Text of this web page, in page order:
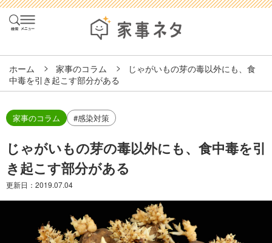
ホーム 家事のコラム
じゃがいもの芽の毒以外にも、食
中毒を引き起こす部分がある
家事のコラム #感染対策
じゃがいもの芽の毒以外にも、食中毒を引
き起こす部分がある
更新日： 2019.07.04